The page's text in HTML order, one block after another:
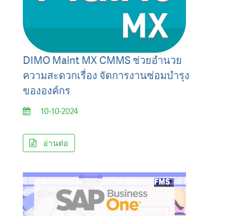
DIMO Maint MX CMMS ช่วยอำนวย
ความสะดวกเรื่อง จัดการงานซ่อมบำรุง
ขององค์กร
10-10-2024
อ่านต่อ